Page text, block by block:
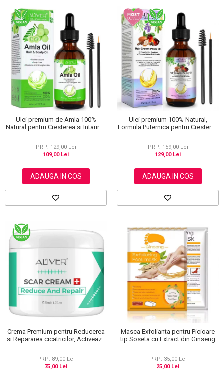
Ulei premium de Amla 100%
Natural pentru Cresterea si Intarirea
PRP: 129,00 Lei
109,00 Lei
ADAUGA IN COS
Ulei premium 100% Natural,
Formula Puternica pentru Cresterea
PRP: 159,00 Lei
129,00 Lei
ADAUGA IN COS
Crema Premium pentru Reducerea
si Repararea cicatricilor, Activeaza
PRP: 89,00 Lei
75,00 Lei
Masca Exfolianta pentru Picioare
tip Soseta cu Extract din Ginseng
PRP: 35,00 Lei
25,00 Lei